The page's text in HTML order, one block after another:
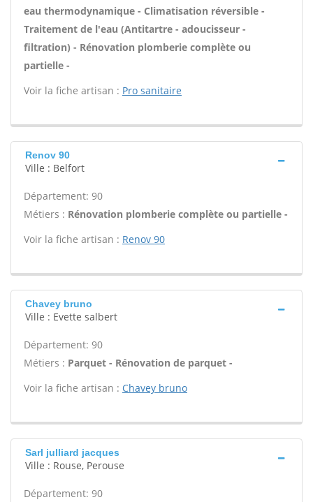
eau thermodynamique - Climatisation réversible -
Traitement de l'eau (Antitartre - adoucisseur -
filtration) - Rénovation plomberie complète ou
partielle -
Voir la fiche artisan : Pro sanitaire
Renov 90
Ville : Belfort
Département: 90
Métiers : Rénovation plomberie complète ou partielle -
Voir la fiche artisan : Renov 90
Chavey bruno
Ville : Evette salbert
Département: 90
Métiers : Parquet - Rénovation de parquet -
Voir la fiche artisan : Chavey bruno
Sarl julliard jacques
Ville : Rouse, Perouse
Département: 90